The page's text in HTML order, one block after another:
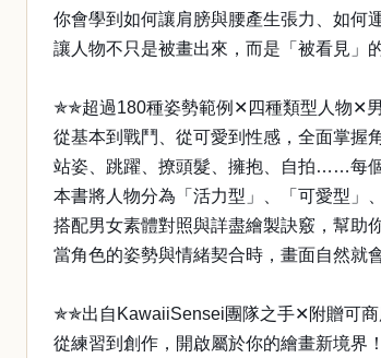
你會學到如何讓肩膀與腰產生張力、如何
讓人物不只是被畫出來，而是「被看見」
✯✯超過180種姿勢範例✕四種類型人物✕
從基本到戰鬥、從可愛到性感，全面掌握
站姿、跳躍、撩頭髮、擁抱、自拍……每
本書將人物分為「活力型」、「可愛型」
搭配男女素體對照與詳盡繪製訣竅，幫助
當角色的姿勢與情緒契合時，畫面自然就
✯✯出自KawaiiSensei團隊之手✕附贈可
從練習到創作，開啟屬於你的繪畫新境界！